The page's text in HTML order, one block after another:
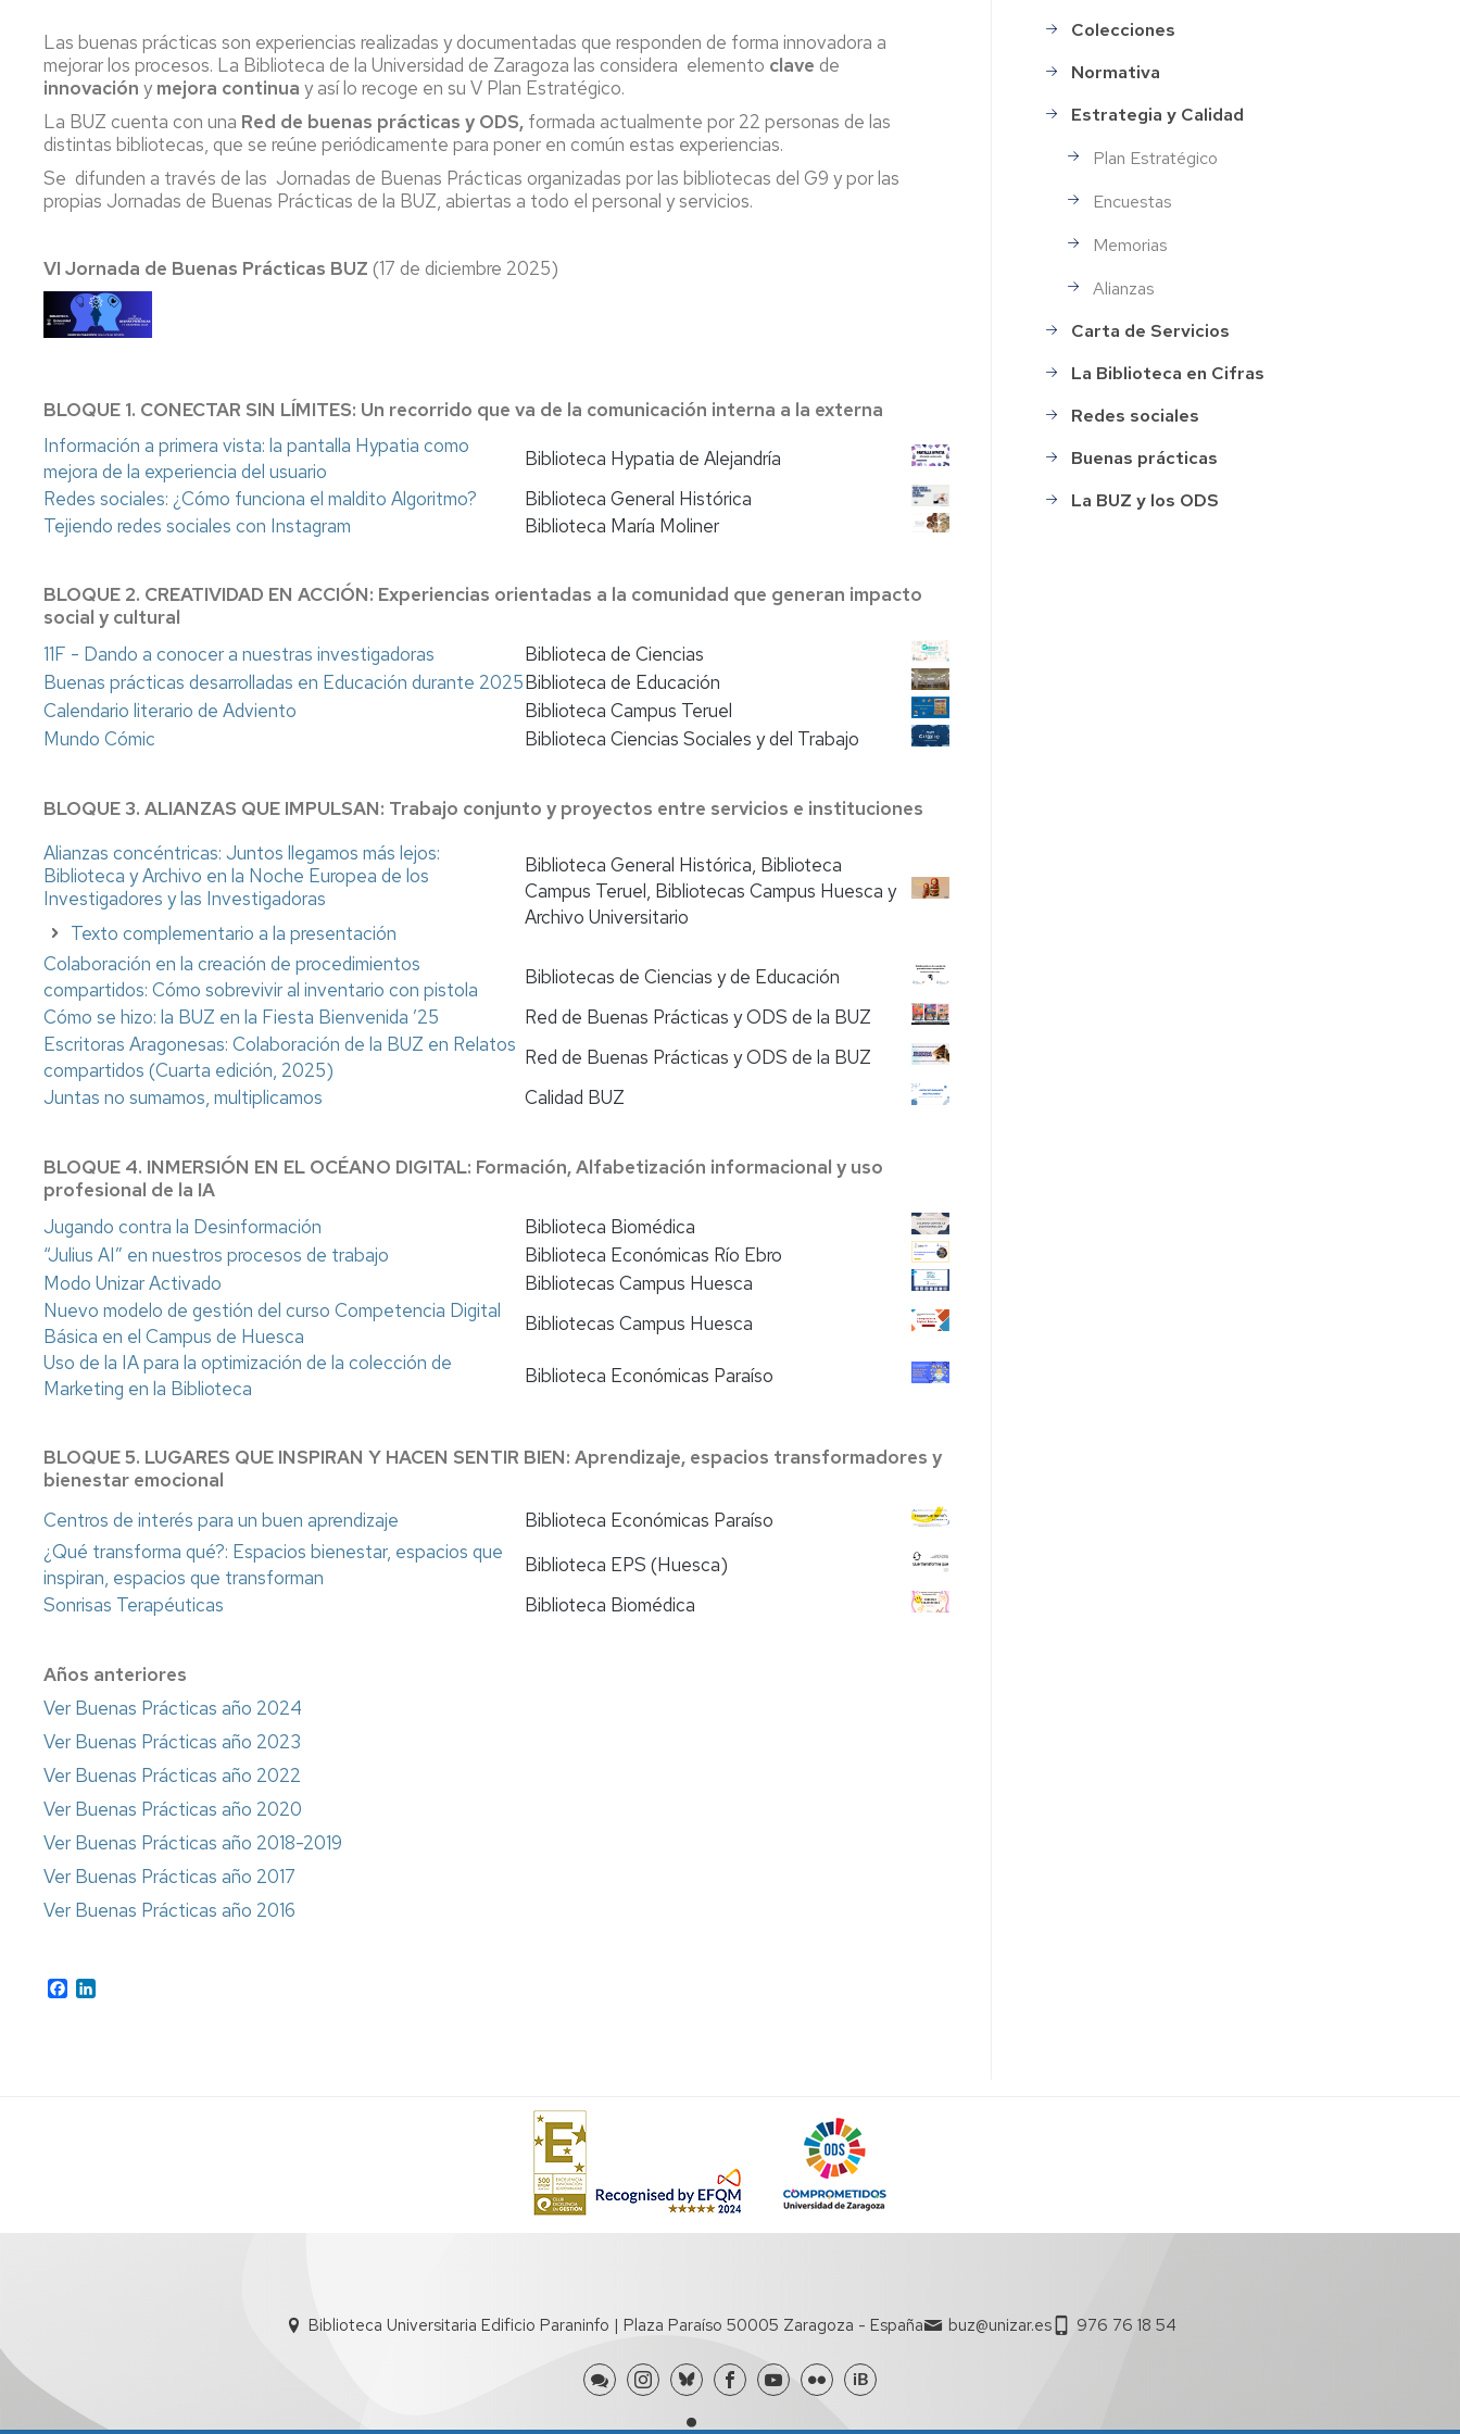
Normativa
Estrategia
y
Calidad
Carta
de
La
Biblioteca
en
Cifras
Sociales
La
BUZ
y
los
ODS
Buenas
prácticas
Bases
de
datos
Tesis
Actas
Bibliografía
El
factor
de
impacto
revistas
antiguo
Archivos
personales
música,
vídeos
Normas
técnicas
Recursos
por
materias
Consulta
en
sala
Préstamo,
renovar,
Obtención
/
libros
Sugerir
compra
trabajo,
Actividades
culturales
Trabajos
Fin
Grado/Máster
Gestionar
intelectual
Acceso
abierto
Microcredencial
Competencia
digital
Preguntas
más
frecuentes
ScienceDirect
Scopus
Proquest
Dialnet
Bases
datos
Videotutoriales
Act.
Las buenas prácticas son experiencias realizadas y documentadas que responden de forma innovadora a
mejorar los procesos. La Biblioteca de la Universidad de Zaragoza las considera elemento clave de
innovación y mejora continua y así lo recoge en su V Plan Estratégico.
La BUZ cuenta con una Red de buenas prácticas y ODS, formada actualmente por 22 personas de las
distintas bibliotecas, que se reúne periódicamente para poner en común estas experiencias.
Se difunden a través de las Jornadas de Buenas Prácticas organizadas por las bibliotecas del G9 y por las
propias Jornadas de Buenas Prácticas de la BUZ, abiertas a todo el personal y servicios.
VI Jornada de Buenas Prácticas BUZ (17 de diciembre 2025)
BLOQUE 1. CONECTAR SIN LÍMITES: Un recorrido que va de la comunicación interna a la externa
Información a primera vista: la pantalla Hypatia como
mejora de la experiencia del usuario
Biblioteca Hypatia de Alejandría
Redes sociales: ¿Cómo funciona el maldito Algoritmo?
Biblioteca General Histórica
Tejiendo redes sociales con Instagram
Biblioteca María Moliner
BLOQUE 2. CREATIVIDAD EN ACCIÓN: Experiencias orientadas a la comunidad que generan impacto
social y cultural
11F - Dando a conocer a nuestras investigadoras
Biblioteca de Ciencias
Buenas prácticas desarrolladas en Educación durante 2025Biblioteca de Educación
Calendario literario de Adviento
Biblioteca Campus Teruel
Mundo Cómic
Biblioteca Ciencias Sociales y del Trabajo
BLOQUE 3. ALIANZAS QUE IMPULSAN: Trabajo conjunto y proyectos entre servicios e instituciones
Alianzas concéntricas: Juntos llegamos más lejos:
Biblioteca y Archivo en la Noche Europea de los
Investigadores y las Investigadoras
Texto complementario a la presentación
Biblioteca General Histórica, Biblioteca
Campus Teruel, Bibliotecas Campus Huesca y
Archivo Universitario
Colaboración en la creación de procedimientos
compartidos: Cómo sobrevivir al inventario con pistola
Bibliotecas de Ciencias y de Educación
Cómo se hizo: la BUZ en la Fiesta Bienvenida ’25
Red de Buenas Prácticas y ODS de la BUZ
Escritoras Aragonesas: Colaboración de la BUZ en Relatos
compartidos (Cuarta edición, 2025)
Red de Buenas Prácticas y ODS de la BUZ
Juntas no sumamos, multiplicamos
Calidad BUZ
BLOQUE 4. INMERSIÓN EN EL OCÉANO DIGITAL: Formación, Alfabetización informacional y uso
profesional de la IA
Jugando contra la Desinformación
Biblioteca Biomédica
“Julius AI” en nuestros procesos de trabajo
Biblioteca Económicas Río Ebro
Modo Unizar Activado
Bibliotecas Campus Huesca
Nuevo modelo de gestión del curso Competencia Digital
Básica en el Campus de Huesca
Bibliotecas Campus Huesca
Uso de la IA para la optimización de la colección de
Marketing en la Biblioteca
Biblioteca Económicas Paraíso
BLOQUE 5. LUGARES QUE INSPIRAN Y HACEN SENTIR BIEN: Aprendizaje, espacios transformadores y
bienestar emocional
Centros de interés para un buen aprendizaje
Biblioteca Económicas Paraíso
¿Qué transforma qué?: Espacios bienestar, espacios que
inspiran, espacios que transforman
Biblioteca EPS (Huesca)
Sonrisas Terapéuticas
Biblioteca Biomédica
Años anteriores
Ver Buenas Prácticas año 2024
Ver Buenas Prácticas año 2023
Ver Buenas Prácticas año 2022
Ver Buenas Prácticas año 2020
Ver Buenas Prácticas año 2018-2019
Ver Buenas Prácticas año 2017
Ver Buenas Prácticas año 2016
Facebook
Colecciones
Normativa
Estrategia y Calidad
Plan Estratégico
Encuestas
Memorias
Alianzas
Carta de Servicios
La Biblioteca en Cifras
Redes sociales
Buenas prácticas
La BUZ y los ODS
Biblioteca Universitaria Edificio Paraninfo | Plaza Paraíso 50005 Zaragoza - España buz@unizar.es 976 76 18 54